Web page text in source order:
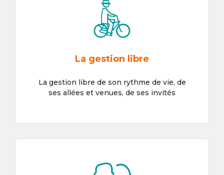
La gestion libre
La gestion libre de son rythme de vie, de
ses allées et venues, de ses invités